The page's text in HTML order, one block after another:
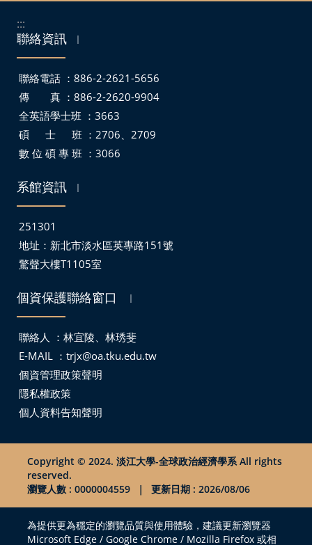
:::
聯絡資訊 ｜
聯絡電話 ：886-2-2621-5656
傳 真 ：886-2-2620-9904
全英語學士班 ：3663
碩 士 班 ：2706、2709
數 位 碩 專 班 ：3066
系館資訊 ｜
251301
地址： 新北市淡水區英專路151號
驚聲大樓T1105室
個資保護聯絡窗口 ｜
聯絡人 ：林宜陵、林琇斐
E-MAIL ： trjx@oa.tku.edu.tw
個資管理政策聲明
隱私權政策
個人資料告知聲明
Copyright © 2024. 淡江大學-全球政治經濟學系 All rights
reserved.
瀏覽人數 : 0000004559
｜ 更新日期 : 2026/08/06
為提供更為穩定的瀏覽品質與使用體驗，建議更新瀏覽器
Microsoft Edge / Google Chrome / Mozilla Firefox 或相